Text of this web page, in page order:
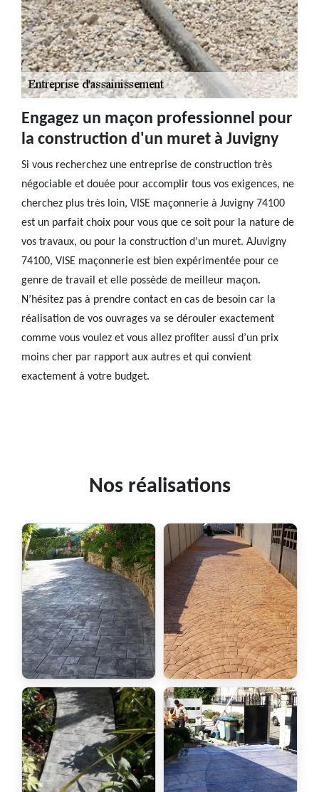
Engagez un maçon professionnel pour
la construction d'un muret à Juvigny
Si vous recherchez une entreprise de construction très
négociable et douée pour accomplir tous vos exigences, ne
cherchez plus très loin, VISE maçonnerie à Juvigny 74100
est un parfait choix pour vous que ce soit pour la nature de
vos travaux, ou pour la construction d’un muret. AJuvigny
74100, VISE maçonnerie est bien expérimentée pour ce
genre de travail et elle possède de meilleur maçon.
N’hésitez pas à prendre contact en cas de besoin car la
réalisation de vos ouvrages va se dérouler exactement
comme vous voulez et vous allez profiter aussi d’un prix
moins cher par rapport aux autres et qui convient
exactement à votre budget.
Nos réalisations